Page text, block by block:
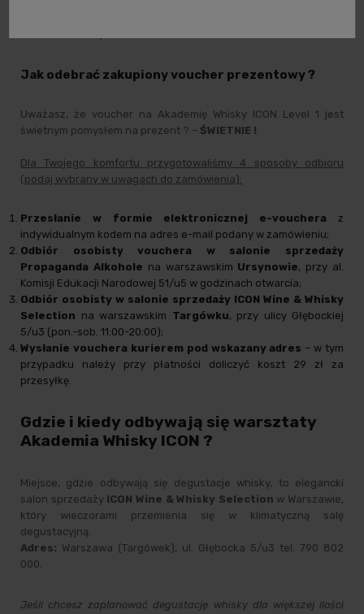
Jak odebrać zakupiony voucher prezentowy ?
Uważasz, że voucher na Akademię Whisky ICON Level 1 jest
świetnym pomysłem na prezent ? – ŚWIETNIE !
Dla Twojego komfortu przygotowaliśmy 4 sposoby odbioru
(podaj wybrany w uwagach do zamówienia):
Przesłanie w formie elektronicznej e-vouchera z
indywidualnym kodem na adres e-mail podany w zamówieniu;
Odbiór osobisty vouchera w salonie sprzedaży
Propaganda Alkohole na warszawskim Ursynowie, przy al.
Komisji Edukacji Narodowej 51/u5 w godzinach otwarcia;
Odbiór osobisty w salonie sprzedaży ICON Wine & Whisky
Selection na warszawskim Targówku, przy ulicy Głębockiej
5/u3 (pon.-sob. 11:00-20:00);
Wysłanie vouchera kurierem pod wskazany adres – w tym
przypadku należy przy płatności doliczyć koszt 29 zł za
przesyłkę.
Gdzie i kiedy odbywają się warsztaty
Akademia Whisky ICON ?
Miejsce, gdzie odbywają się degustacje whisky, to elegancki
salon sprzedaży ICON Wine & Whisky Selection w Warszawie,
który wieczorami przemienia się w klimatyczną salę
degustacyjną.
Adres: Warszawa (Targówek), ul. Głębocka 5/u3 tel. 790 802
000.
Jeśli chcesz zaplanować degustację whisky dla większej ilości